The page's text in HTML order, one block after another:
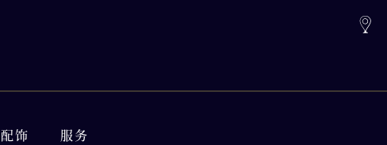
配饰 服务